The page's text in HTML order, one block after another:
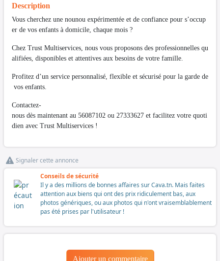
Description
Vous cherchez une nounou expérimentée et de confiance pour s’occup
er de vos enfants à domicile, chaque mois ?
Chez Trust Multiservices, nous vous proposons des professionnelles qu
alifiées, disponibles et attentives aux besoins de votre famille.
Profitez d’un service personnalisé, flexible et sécurisé pour la garde de
vos enfants.
Contactez-
nous dès maintenant au 56087102 ou 27333627 et facilitez votre quoti
dien avec Trust Multiservices !
Signaler cette annonce
Conseils de sécurité
Il y a des millions de bonnes affaires sur Cava.tn. Mais faites
attention aux biens qui ont des prix ridiculement bas, aux
photos génériques, ou aux photos qui n'ont vraisemblablement
pas été prises par l'utilisateur !
Ajouter un commentaire